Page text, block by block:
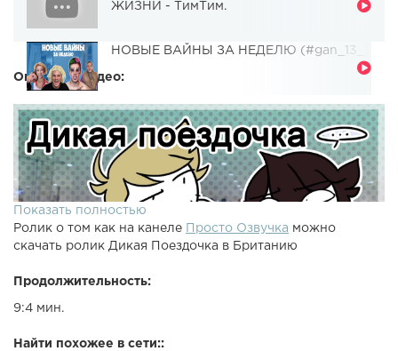
ЖИЗНИ - ТимТим.
НОВЫЕ ВАЙНЫ ЗА НЕДЕЛЮ (#gan_13_)
Описание видео:
Показать полностью
Ролик о том как на канеле
Просто Озвучка можно
скачать ролик Дикая Поездочка в Британию
Продолжительность:
9:4 мин.
Найти похожее в сети::